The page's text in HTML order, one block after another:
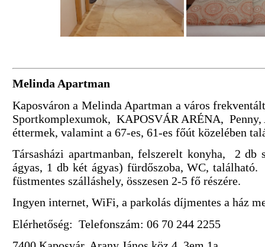
Melinda Apartman
Kaposváron a Melinda Apartman a város
Sportkomplexumok, KAPOSVÁR ARÉNA, Penny,
éttermek, valamint a 67-es, 61-es főút közelében
Társasházi apartmanban, felszerelt konyha, 2 db
ágyas, 1 db két ágyas) fürdőszoba, WC,
füstmentes szálláshely, összesen 2-5 fő részére.
Ingyen internet, WiFi, a parkolás díjmentes a ház
Elérhetőség: Telefonszám: 06 70 244 2255